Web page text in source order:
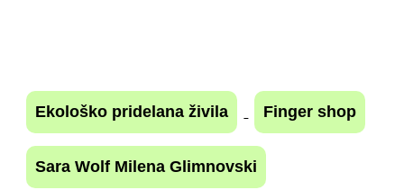
Ekološko pridelana živila Finger shop
Sara Wolf Milena Glimnovski